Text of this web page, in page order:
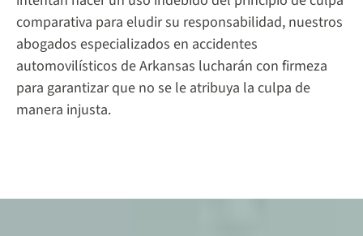
comparativa para eludir su responsabilidad, nuestros
abogados especializados en accidentes
automovilísticos de Arkansas lucharán con firmeza
para garantizar que no se le atribuya la culpa de
manera injusta.